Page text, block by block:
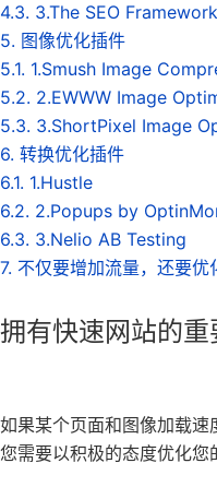
4.3. 3.The SEO Framework
5. 图像优化插件
5.1. 1.Smush Image
5.2. 2.EWWW Image
5.3. 3.ShortPixel Image
6. 转换优化插件
6.1. 1.Hustle
6.2. 2.Popups by
6.3. 3.Nelio AB Testing
7. 不仅要增加流量，还要
拥有快速网站的重
如果某个页面和图像加载
您需要以积极的态度优化您